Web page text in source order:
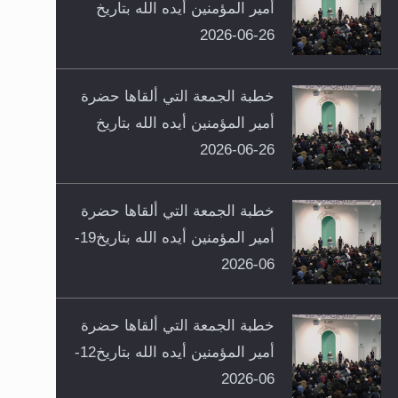
أمير المؤمنين أيده الله بتاريخ
26-06-2026
خطبة الجمعة التي ألقاها حضرة
أمير المؤمنين أيده الله بتاريخ
26-06-2026
خطبة الجمعة التي ألقاها حضرة
أمير المؤمنين أيده الله بتاريخ19-
06-2026
خطبة الجمعة التي ألقاها حضرة
أمير المؤمنين أيده الله بتاريخ12-
06-2026